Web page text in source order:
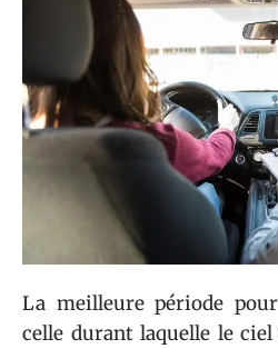
La meilleure période
celle durant laquelle le ciel